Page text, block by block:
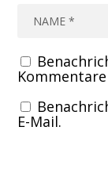
E-Mail.